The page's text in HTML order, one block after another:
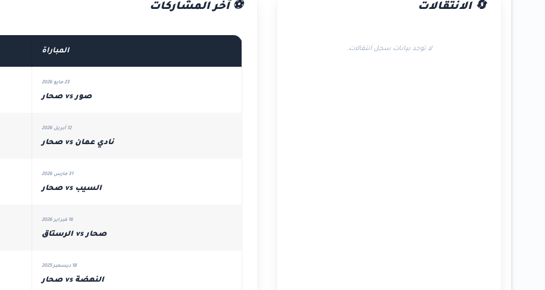
🔄 الانتقالات
لا توجد بيانات سجل انتقالات.
⚽ آخر المشاركات
المباراة
23 مايو 2026
صور vs صحار
12 أبريل 2026
نادي عمان vs صحار
31 مارس 2026
السيب vs صحار
16 فبراير 2026
صحار vs الرستاق
18 ديسمبر 2025
النهضة vs صحار